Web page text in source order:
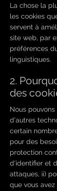
La chose la
les cookies
servent à
site web, par
préférences
linguistiques.
2.
des
Nous
d'autres
certain
pour des
protection
d'identifier et
attaques, ii)
que vous